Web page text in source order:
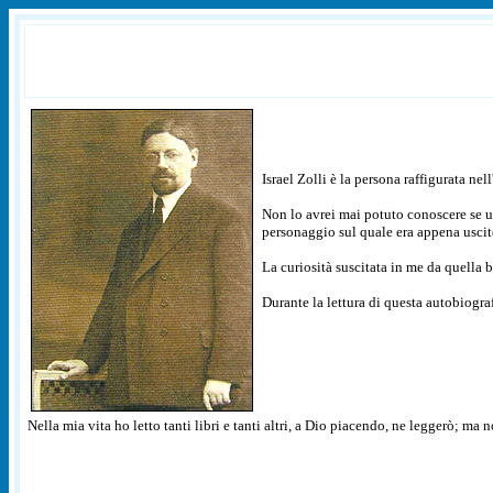
Israel Zolli è la persona raffigurata
Non lo avrei mai potuto conoscere se
personaggio sul quale era appena
La curiosità suscitata in me da quella
Durante la lettura di questa
Nella mia vita ho letto tanti libri e tanti altri, a Dio piacendo, ne leggerò; ma